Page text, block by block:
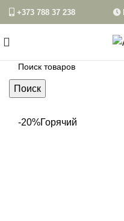
+373 788 37 238
Поиск
-20%Горячий